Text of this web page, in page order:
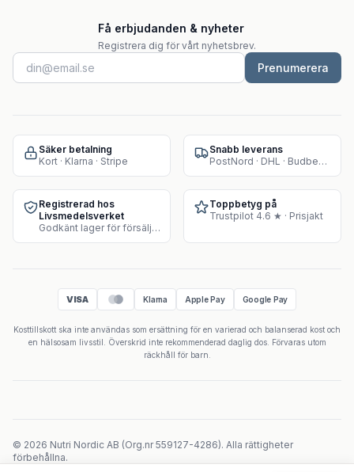
Få erbjudanden & nyheter
Registrera dig för vårt nyhetsbrev.
Prenumerera
Säker betalning
Kort · Klarna · Stripe
Snabb leverans
PostNord · DHL · Budbee · Instabox
Registrerad hos
Livsmedelsverket
Godkänt lager för försäljning av kosttillskott
Toppbetyg på
Trustpilot 4.6 ★ · Prisjakt
VISA Klarna Apple Pay Google Pay
Kosttillskott ska inte användas som ersättning för en varierad och balanserad kost och
en hälsosam livsstil. Överskrid inte rekommenderad daglig dos. Förvaras utom
räckhåll för barn.
© 2026 Nutri Nordic AB (Org.nr 559127-4286). Alla rättigheter
förbehållna.